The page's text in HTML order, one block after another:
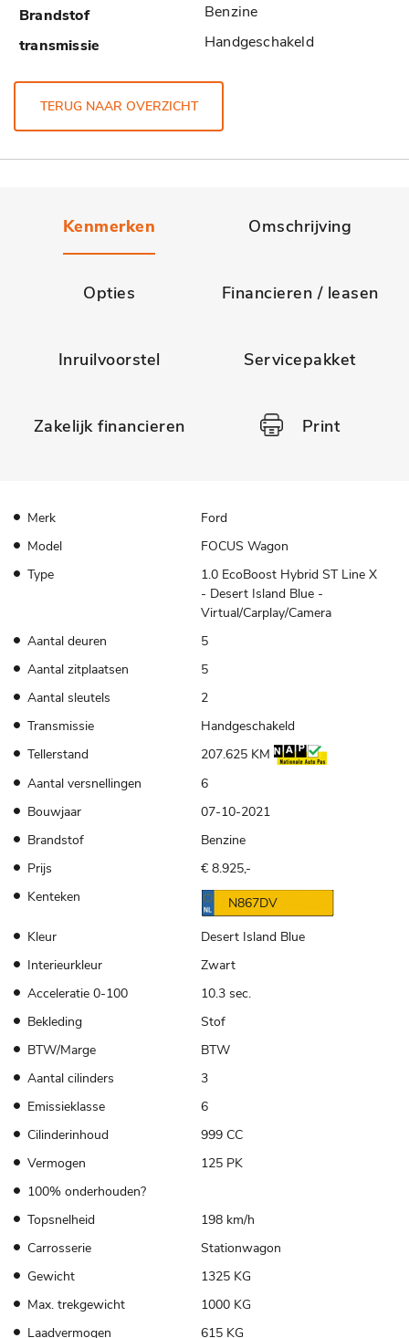
Benzine
Handgeschakeld
TERUG NAAR OVERZICHT
Kenmerken Omschrijving
Opties Financieren / leasen
Inruilvoorstel Servicepakket
Zakelijk financieren Print
Merk
Ford
Model
FOCUS Wagon
Type
1.0 EcoBoost Hybrid ST Line X
- Desert Island Blue -
Virtual/Carplay/Camera
Aantal deuren
5
Aantal zitplaatsen
5
Aantal sleutels
2
Transmissie
Handgeschakeld
Tellerstand
207.625 KM
Aantal versnellingen
6
Bouwjaar
07-10-2021
Brandstof
Benzine
Prijs
€ 8.925,-
Kenteken
N867DV
Kleur
Desert Island Blue
Interieurkleur
Zwart
Acceleratie 0-100
10.3 sec.
Bekleding
Stof
BTW/Marge
BTW
Aantal cilinders
3
Emissieklasse
6
Cilinderinhoud
999 CC
Vermogen
125 PK
100% onderhouden?
Topsnelheid
198 km/h
Carrosserie
Stationwagon
Gewicht
1325 KG
Max. trekgewicht
1000 KG
Laadvermogen
615 KG